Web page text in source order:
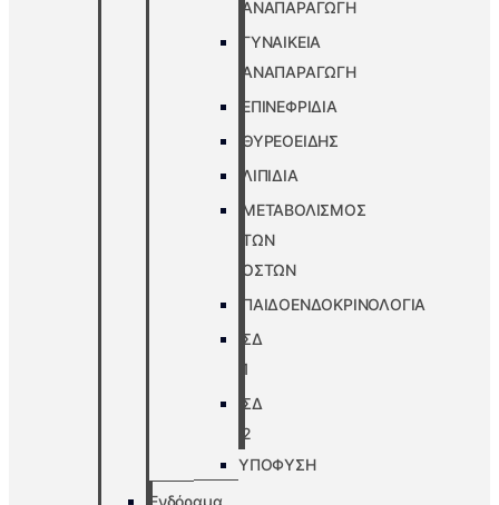
ΑΝΑΠΑΡΑΓΩΓΗ
ΓΥΝΑΙΚΕΙΑ
ΑΝΑΠΑΡΑΓΩΓΗ
ΕΠΙΝΕΦΡΙΔΙΑ
ΘΥΡΕΟΕΙΔΗΣ
ΛΙΠΙΔΙΑ
ΜΕΤΑΒΟΛΙΣΜΟΣ
ΤΩΝ
ΟΣΤΩΝ
ΠΑΙΔΟΕΝΔΟΚΡΙΝΟΛΟΓΙΑ
ΣΔ
1
ΣΔ
2
ΥΠΟΦΥΣΗ
Ενδόραμα